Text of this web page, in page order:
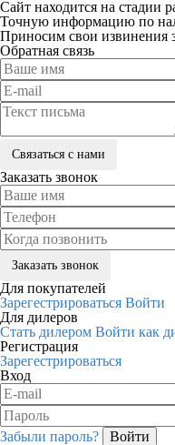
Сайт находится на стадии
Точную информацию по
Приносим свои извинения
Обратная связь
Заказать звонок
Для покупателей
Зарегестрироваться Войти
Для дилеров
Стать дилером Войти как
Регистрация
Зарегестрироваться
Вход
Забыли пароль?